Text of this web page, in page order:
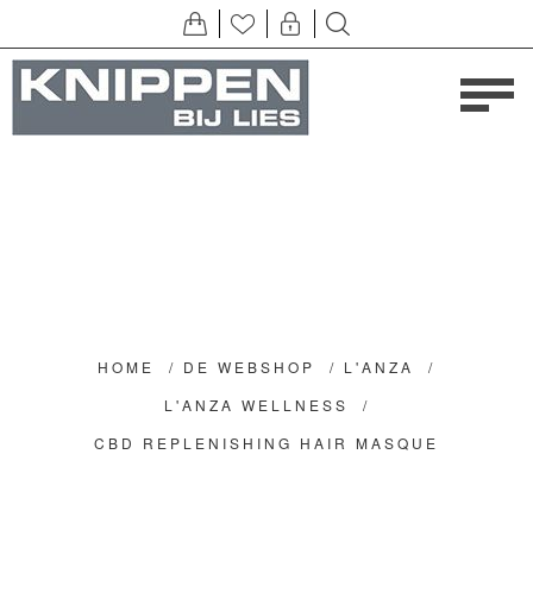
HOME / DE WEBSHOP / L'ANZA
/
L'ANZA WELLNESS
/
CBD REPLENISHING HAIR MASQUE